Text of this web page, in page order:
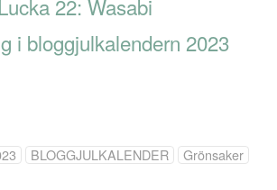
22: Wasabi
i bloggjulkalendern 2023
BLOGGJULKALENDER
Grönsaker